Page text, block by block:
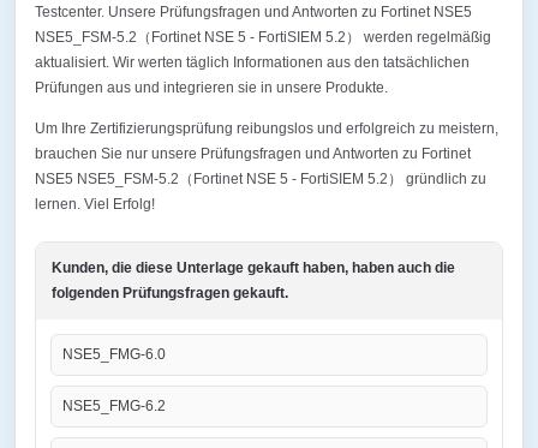
Testcenter. Unsere Prüfungsfragen und Antworten zu Fortinet NSE5
NSE5_FSM-5.2（Fortinet NSE 5 - FortiSIEM 5.2） werden regelmäßig
aktualisiert. Wir werten täglich Informationen aus den tatsächlichen
Prüfungen aus und integrieren sie in unsere Produkte.
Um Ihre Zertifizierungsprüfung reibungslos und erfolgreich zu meistern,
brauchen Sie nur unsere Prüfungsfragen und Antworten zu Fortinet
NSE5 NSE5_FSM-5.2（Fortinet NSE 5 - FortiSIEM 5.2） gründlich zu
lernen. Viel Erfolg!
Kunden, die diese Unterlage gekauft haben, haben auch die
folgenden Prüfungsfragen gekauft.
NSE5_FMG-6.0
NSE5_FMG-6.2